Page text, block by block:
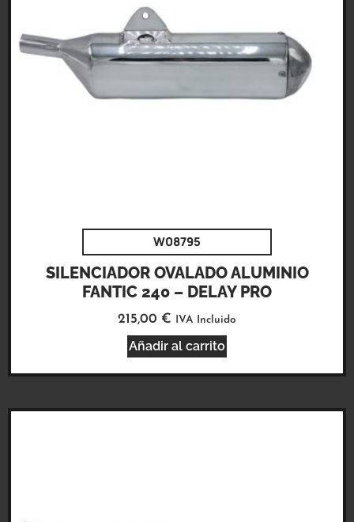
W08795
SILENCIADOR OVALADO ALUMINIO
FANTIC 240 – DELAY PRO
215,00 € IVA Incluido
Añadir al carrito